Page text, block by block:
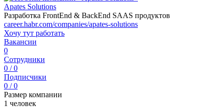
Apates Solutions
Разработка FrontEnd & BackEnd SAAS продуктов
career.habr.com/companies/apates-solutions
Хочу тут работать
Вакансии
0
Сотрудники
0 / 0
Подписчики
0 / 0
Размер компании
1 человек